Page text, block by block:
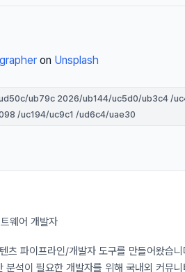
on Unsplash
ub79c 2026/ub144/uc5d0/ub3c4 /
/uc194/uc9c1 /ud6c4/uae30
웨어 개발자
츠 파이프라인/개발자 도구를 만들어왔습
석이 필요한 개발자를 위해 국내외 커뮤